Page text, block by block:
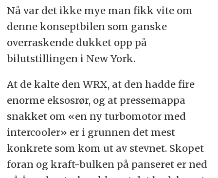
Nå var det ikke mye man fikk vite om
denne konseptbilen som ganske
overraskende dukket opp på
bilutstillingen i New York.
At de kalte den WRX, at den hadde fire
enorme eksosrør, og at pressemappa
snakket om «en ny turbomotor med
intercooler» er i grunnen det mest
konkrete som kom ut av stevnet. Skopet
foran og kraft-bulken på panseret er ned